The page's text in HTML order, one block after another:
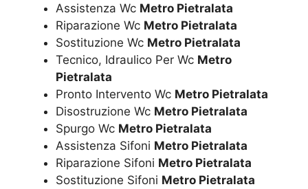
Assistenza Wc Metro Pietralata
Riparazione Wc Metro Pietralata
Sostituzione Wc Metro Pietralata
Tecnico, Idraulico Per Wc Metro
Pietralata
Pronto Intervento Wc Metro Pietralata
Disostruzione Wc Metro Pietralata
Spurgo Wc Metro Pietralata
Assistenza Sifoni Metro Pietralata
Riparazione Sifoni Metro Pietralata
Sostituzione Sifoni Metro Pietralata